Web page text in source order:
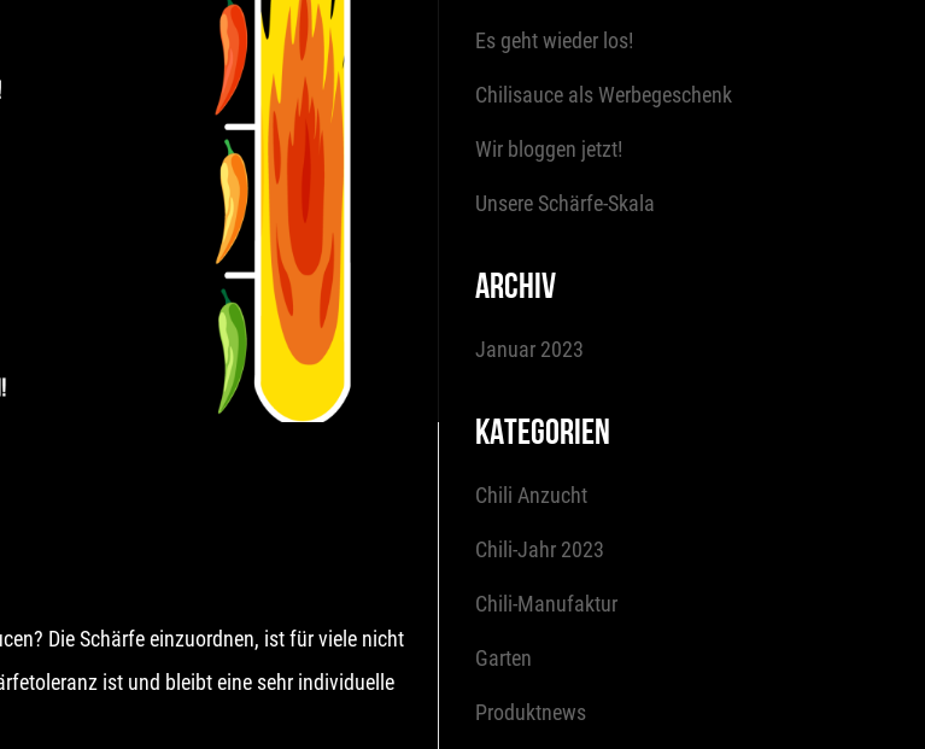
Die Schärfe einzuordnen, ist für viele nicht
ist und bleibt eine sehr individuelle
Es geht wieder los!
Chilisauce als Werbegeschenk
Wir bloggen jetzt!
Unsere Schärfe-Skala
ARCHIV
Januar 2023
KATEGORIEN
Chili Anzucht
Chili-Jahr 2023
Chili-Manufaktur
Garten
Produktnews